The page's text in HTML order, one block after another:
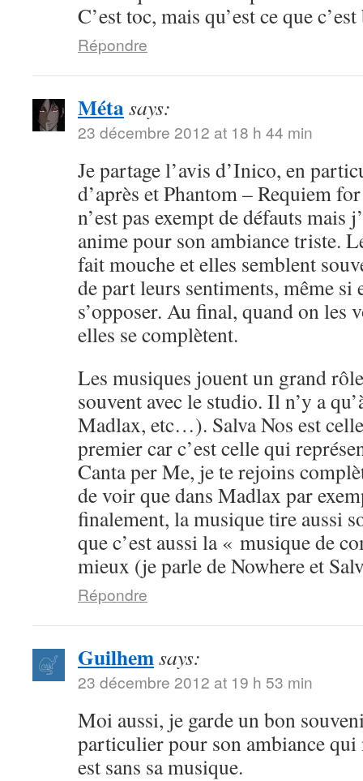
C’est toc, mais qu’est ce que c’est
Répondre
Métasays:
23 décembre 2012 at 18 h 44 min
Je partage l’avis d’Inico, en
d’après et Phantom – Requiem
n’est pas exempt de défauts mais
anime pour son ambiance triste.
fait mouche et elles semblent
de part leurs sentiments, même si
s’opposer. Au final, quand on les
elles se complètent.
Les musiques jouent un grand
souvent avec le studio. Il n’y a
Madlax, etc…). Salva Nos est
premier car c’est celle qui
Canta per Me, je te rejoins
de voir que dans Madlax par
finalement, la musique tire aussi
que c’est aussi la « musique de
mieux (je parle de Nowhere et
Répondre
Guilhemsays:
23 décembre 2012 at 19 h 53 min
Moi aussi, je garde un bon
particulier pour son ambiance qui
est sans sa musique.